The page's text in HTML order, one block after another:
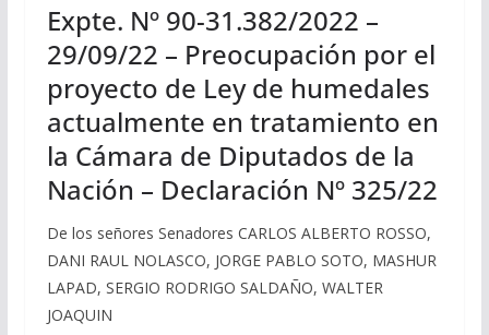
Expte. Nº 90-31.382/2022 –
29/09/22 – Preocupación por el
proyecto de Ley de humedales
actualmente en tratamiento en
la Cámara de Diputados de la
Nación – Declaración Nº 325/22
De los señores Senadores CARLOS ALBERTO ROSSO,
DANI RAUL NOLASCO, JORGE PABLO SOTO, MASHUR
LAPAD, SERGIO RODRIGO SALDAÑO, WALTER
JOAQUIN